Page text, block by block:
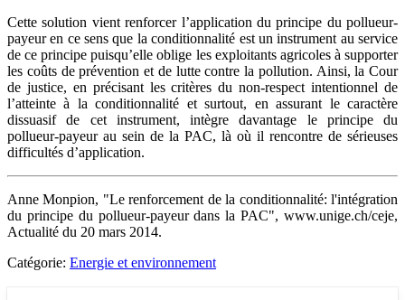
Cette solution vient renforcer l’application du principe du pollueur-
payeur en ce sens que la conditionnalité est un instrument au service
de ce principe puisqu’elle oblige les exploitants agricoles à supporter
les coûts de prévention et de lutte contre la pollution. Ainsi, la Cour
de justice, en précisant les critères du non-respect intentionnel de
l’atteinte à la conditionnalité et surtout, en assurant le caractère
dissuasif de cet instrument, intègre davantage le principe du
pollueur-payeur au sein de la PAC, là où il rencontre de sérieuses
difficultés d’application.
Anne Monpion, "Le renforcement de la conditionnalité: l'intégration
du principe du pollueur-payeur dans la PAC", www.unige.ch/ceje,
Actualité du 20 mars 2014.
Catégorie: Energie et environnement